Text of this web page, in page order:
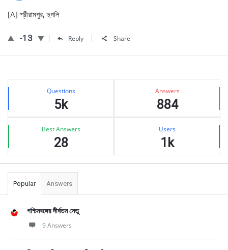
[A] শ্রীরামপুর, হুগলি
-13 Reply Share
Sidebar
Stats Questions
5k
Answers
884
Best Answers
28
Users
1k
Popular Answers
পশ্চিমবঙ্গের দীর্ঘতম সেতু
9 Answers